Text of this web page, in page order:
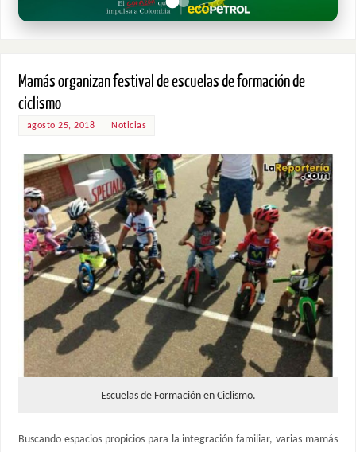
Mamás organizan festival de escuelas de formación de
ciclismo
agosto 25, 2018 Noticias
Escuelas de Formación en Ciclismo.
Buscando espacios propicios para la integración familiar, varias mamás